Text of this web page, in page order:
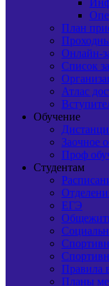
План
Онлайн-
Список
Атлас
Обучение
Заочное
Проф
Студентам
ЕГЭ
Правила
Планы